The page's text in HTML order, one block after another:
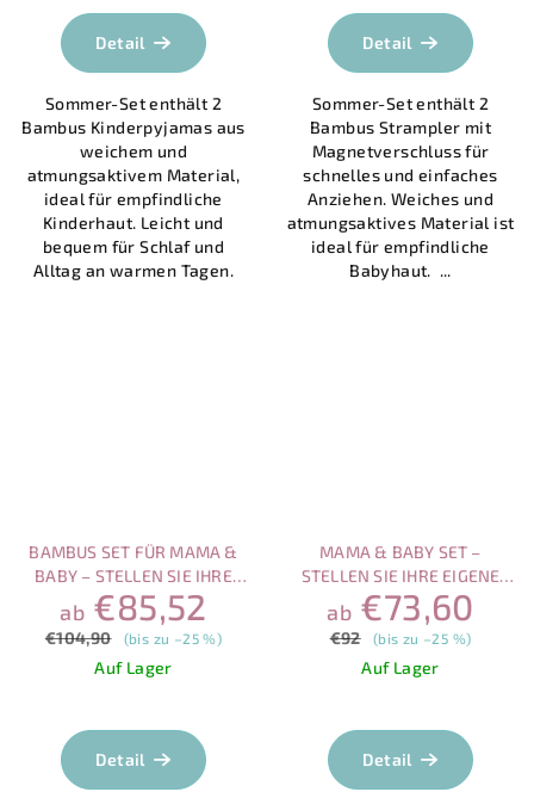
durchschnittliche
Produktbewertung
von
5
Sternen.
Detail
Sommer-Set enthält 2
Bambus Kinderpyjamas aus
weichem und
atmungsaktivem Material,
ideal für empfindliche
Kinderhaut. Leicht und
bequem für Schlaf und
Alltag an warmen Tagen.
Detail
Sommer-Set enthält 2
Bambus Strampler mit
Magnetverschluss für
schnelles und einfaches
Anziehen. Weiches und
atmungsaktives Material ist
ideal für empfindliche
Babyhaut. ...
BAMBUS SET FÜR MAMA &
BABY – STELLEN SIE IHRE
EIGENE KOMBINATION
ZUSAMMEN
ab €85,52
€104,90 (bis zu –25 %)
Auf Lager
Detail
MAMA & BABY SET –
STELLEN SIE IHRE EIGENE
KOMBINATION ZUSAMMEN
ab €73,60
€92 (bis zu –25 %)
Auf Lager
Detail